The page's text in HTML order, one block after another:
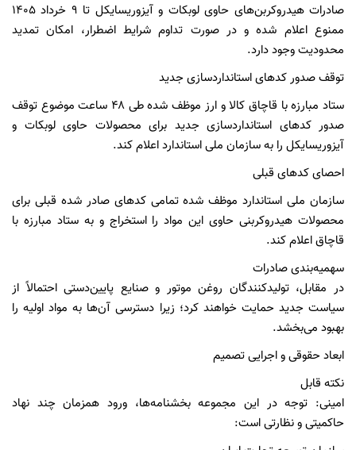
صادرات هیدروکربن‌های حاوی لوبکات و آیزوریسایکل تا ۹ خرداد ۱۴۰۵
ممنوع اعلام شده و در صورت تداوم شرایط اضطرار، امکان تمدید
محدودیت وجود دارد.
توقف صدور کدهای استانداردسازی جدید
ستاد مبارزه با قاچاق کالا و ارز موظف شده طی ۴۸ ساعت موضوع توقف
صدور کدهای استانداردسازی جدید برای محصولات حاوی لوبکات و
آیزوریسایکل را به سازمان ملی استاندارد اعلام کند.
احصای کدهای قبلی
سازمان ملی استاندارد موظف شده تمامی کدهای صادر شده قبلی برای
محصولات هیدروکربنی حاوی این مواد را استخراج و به ستاد مبارزه با
قاچاق اعلام کند.
سهمیه‌بندی صادرات
در مقابل، تولیدکنندگان روغن موتور و صنایع پایین‌دستی احتمالاً از
سیاست جدید حمایت خواهند کرد؛ زیرا دسترسی آن‌ها به مواد اولیه را
بهبود می‌بخشد.
ابعاد حقوقی و اجرایی تصمیم
نکته قابل
امینی: توجه در این مجموعه بخشنامه‌ها، ورود همزمان چند نهاد
حاکمیتی و نظارتی است: